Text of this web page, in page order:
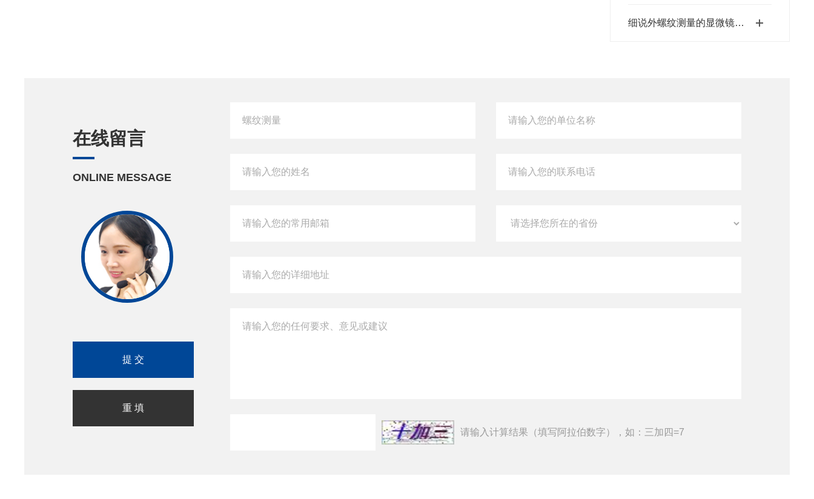
细说外螺纹测量的显微镜测量法
在线留言
ONLINE MESSAGE
请输入计算结果（填写阿拉伯数字），如：三加四=7